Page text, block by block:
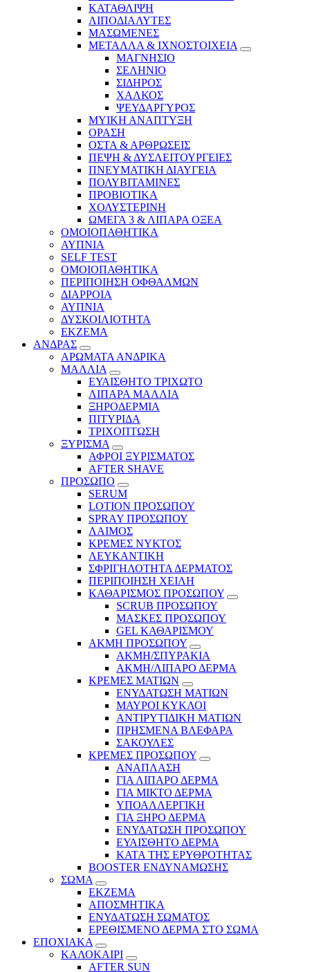
ΚΑΤΑΘΛΙΨΗ
ΛΙΠΟΔΙΑΛΥΤΕΣ
ΜΑΣΩΜΕΝΕΣ
ΜΕΤΑΛΛΑ & ΙΧΝΟΣΤΟΙΧΕΙΑ
ΜΑΓΝΗΣΙΟ
ΣΕΛΗΝΙΟ
ΣΙΔΗΡΟΣ
ΧΑΛΚΟΣ
ΨΕΥΔΑΡΓΥΡΟΣ
ΜΥΙΚΗ ΑΝΑΠΤΥΞΗ
ΟΡΑΣΗ
ΟΣΤΑ & ΑΡΘΡΩΣΕΙΣ
ΠΕΨΗ & ΔΥΣΛΕΙΤΟΥΡΓΕΙΕΣ
ΠΝΕΥΜΑΤΙΚΗ ΔΙΑΥΓΕΙΑ
ΠΟΛΥΒΙΤΑΜΙΝΕΣ
ΠΡΟΒΙΟΤΙΚΑ
ΧΟΛΥΣΤΕΡΙΝΗ
ΩΜΕΓΑ 3 & ΛΙΠΑΡΑ ΟΞΕΑ
ΟΜΟΙΟΠΑΘΗΤΙΚΑ
ΑΥΠΝΙΑ
SELF TEST
ΟΜΟΙΟΠΑΘΗΤΙΚΑ
ΠΕΡΙΠΟΙΗΣΗ ΟΦΘΑΛΜΩΝ
ΔΙΑΡΡΟΙΑ
ΑΥΠΝΙΑ
ΔΥΣΚΟΙΛΙΟΤΗΤΑ
ΕΚΖΕΜΑ
ΑΝΔΡΑΣ
ΑΡΩΜΑΤΑ ΑΝΔΡΙΚΑ
ΜΑΛΛΙΑ
ΕΥΑΙΣΘΗΤΟ ΤΡΙΧΩΤΟ
ΛΙΠΑΡΑ ΜΑΛΛΙΑ
ΞΗΡΟΔΕΡΜΙΑ
ΠΙΤΥΡΙΔΑ
ΤΡΙΧΟΠΤΩΣΗ
ΞΥΡΙΣΜΑ
ΑΦΡΟΙ ΞΥΡΙΣΜΑΤΟΣ
AFTER SHAVE
ΠΡΟΣΩΠΟ
SERUM
LOTION ΠΡΟΣΩΠΟΥ
SPRAY ΠΡΟΣΩΠΟΥ
ΛΑΙΜΟΣ
ΚΡΕΜΕΣ ΝΥΚΤΟΣ
ΛΕΥΚΑΝΤΙΚΗ
ΣΦΡΙΓΗΛΟΤΗΤΑ ΔΕΡΜΑΤΟΣ
ΠΕΡΙΠΟΙΗΣΗ ΧΕΙΛΗ
ΚΑΘΑΡΙΣΜΟΣ ΠΡΟΣΩΠΟΥ
SCRUB ΠΡΟΣΩΠΟΥ
ΜΑΣΚΕΣ ΠΡΟΣΩΠΟΥ
GEL ΚΑΘΑΡΙΣΜΟΥ
ΑΚΜΗ ΠΡΟΣΩΠΟΥ
ΑΚΜΗ/ΣΠΥΡΑΚΙΑ
ΑΚΜΗ/ΛΙΠΑΡΟ ΔΕΡΜΑ
ΚΡΕΜΕΣ ΜΑΤΙΩΝ
ΕΝΥΔΑΤΩΣΗ ΜΑΤΙΩΝ
ΜΑΥΡΟΙ ΚΥΚΛΟΙ
ΑΝΤΙΡΥΤΙΔΙΚΗ ΜΑΤΙΩΝ
ΠΡΗΣΜΕΝΑ ΒΛΕΦΑΡΑ
ΣΑΚΟΥΛΕΣ
ΚΡΕΜΕΣ ΠΡΟΣΩΠΟΥ
ΑΝΑΠΛΑΣΗ
ΓΙΑ ΛΙΠΑΡΟ ΔΕΡΜΑ
ΓΙΑ ΜΙΚΤΟ ΔΕΡΜΑ
ΥΠΟΑΛΛΕΡΓΙΚΗ
ΓΙΑ ΞΗΡΟ ΔΕΡΜΑ
ΕΝΥΔΑΤΩΣΗ ΠΡΟΣΩΠΟΥ
ΕΥΑΙΣΘΗΤΟ ΔΕΡΜΑ
ΚΑΤΑ ΤΗΣ ΕΡΥΘΡΟΤΗΤΑΣ
BOOSTER ΕΝΔΥΝΑΜΩΣΗΣ
ΣΩΜΑ
ΕΚΖΕΜΑ
ΑΠΟΣΜΗΤΙΚΑ
ΕΝΥΔΑΤΩΣΗ ΣΩΜΑΤΟΣ
ΕΡΕΘΙΣΜΕΝΟ ΔΕΡΜΑ ΣΤΟ ΣΩΜΑ
ΕΠΟΧΙΑΚΑ
ΚΑΛΟΚΑΙΡΙ
AFTER SUN